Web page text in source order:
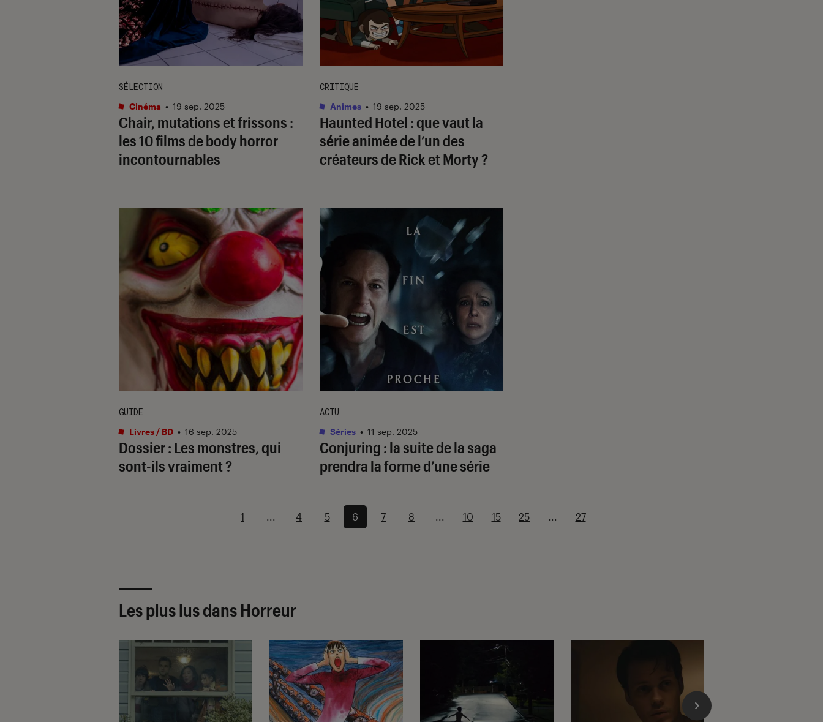
Chair, mutations et frissons :
les 10 films de body horror
incontournables
SÉLECTION
Cinéma • 19 sep. 2025
Haunted Hotel : que vaut la
série animée de l’un des
créateurs deRick et Morty?
CRITIQUE
Animes • 19 sep. 2025
Dossier : Les monstres, qui
sont-ils vraiment ?
GUIDE
Livres / BD • 16 sep. 2025
Conjuring : la suite de la saga
prendra la forme d’une série
ACTU
Séries • 11 sep. 2025
1 ... 4 5 6 7 8 ... 10 15 25 ... 27
Les plus lus dans Horreur